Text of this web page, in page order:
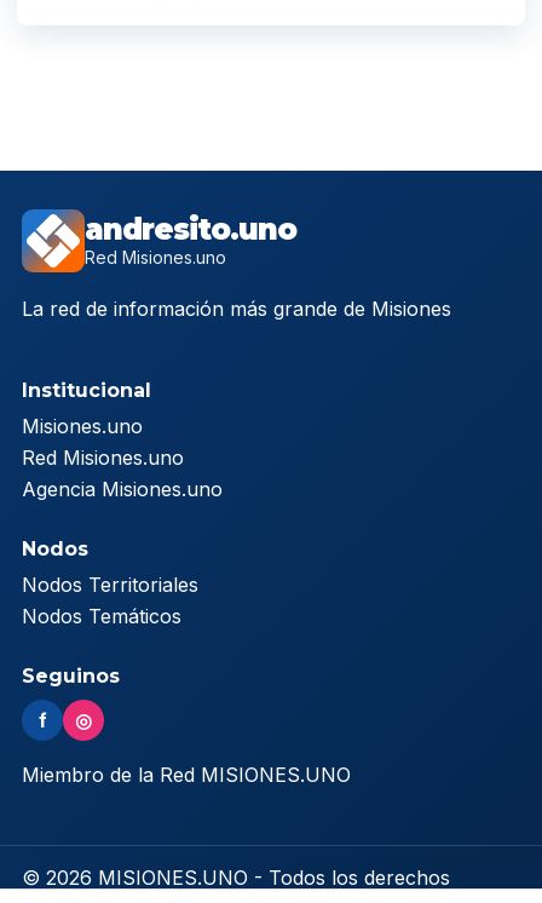
andresito.uno
Red Misiones.uno
La red de información más grande de Misiones
Institucional
Misiones.uno
Red Misiones.uno
Agencia Misiones.uno
Nodos
Nodos Territoriales
Nodos Temáticos
Seguinos
f ◎
Miembro de la Red MISIONES.UNO
© 2026 MISIONES.UNO - Todos los derechos